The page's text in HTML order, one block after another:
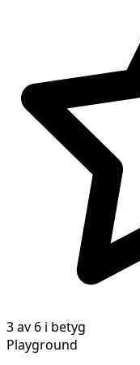
3 av 6 i betyg
Playground